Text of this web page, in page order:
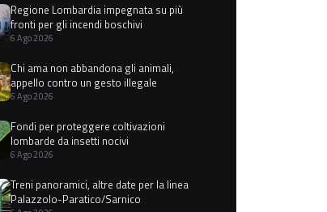
Regione Lombardia impegnata su più
fronti per gli incendi boschivi
6 Ago 2026
Chi ama non abbandona gli animali,
appello contro un gesto illegale
6 Ago 2026
Fondi per proteggere coltivazioni
lombarde da insetti nocivi
6 Ago 2026
Treni panoramici, altre date per la linea
Palazzolo-Paratico/Sarnico